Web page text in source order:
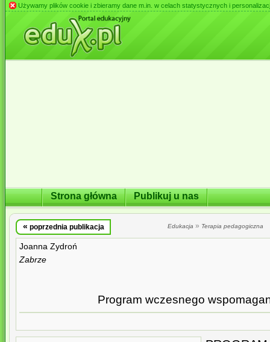
Używamy plików cookie i zbieramy dane m.in. w celach statystycznych i
Strona główna Publikuj u nas
« poprzednia publikacja Edukacja » Terapia pedagogiczna
Joanna Zydroń
Zabrze
Program wczesnego